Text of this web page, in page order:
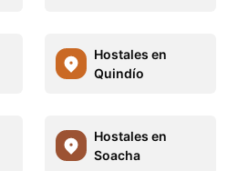
Hostales en
Quindío
Hostales en
Soacha